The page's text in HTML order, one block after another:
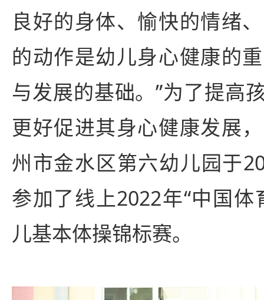
良好的身体、愉快的情绪
的动作是幼儿身心健康的
与发展的基础。”为了提高
更好促进其身心健康发展
州市金水区第六幼儿园于
参加了线上2022年“中国体
儿基本体操锦标赛。